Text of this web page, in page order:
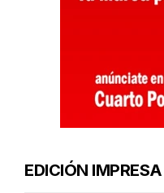
EDICIÓN IMPRESA